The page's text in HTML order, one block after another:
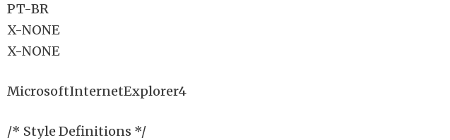
PT-BR
X-NONE
X-NONE
MicrosoftInternetExplorer4
/* Style Definitions */